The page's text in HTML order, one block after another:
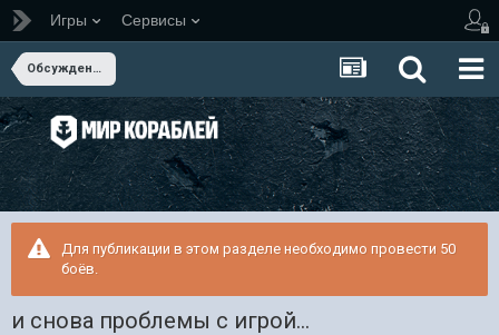
Игры Сервисы
Обсуждение Мира Кораблей
Для публикации в этом разделе необходимо провести 50
боёв.
и снова проблемы с игрой...